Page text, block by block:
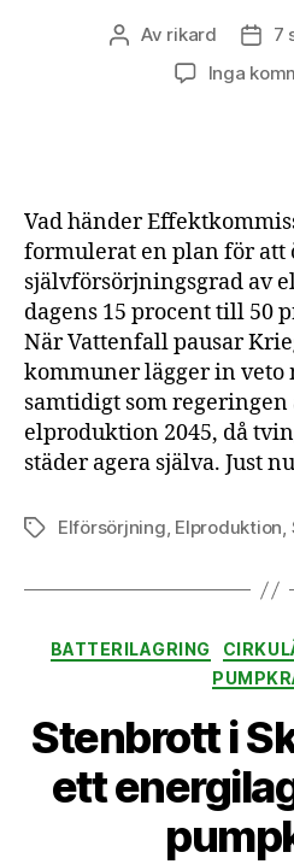
Inläggsförfattare
Av rikard
7
Inga
Vad händer
formulerat en plan för att
självförsörjningsgrad av
dagens 15 procent till 50
När Vattenfall pausar
kommuner lägger in
samtidigt som regeringen
elproduktion 2045, då
städer agera själva. Just
EtiketterElförsörjning, Elproduktion,
BATTERILAGRING
Stenbrott i
ett